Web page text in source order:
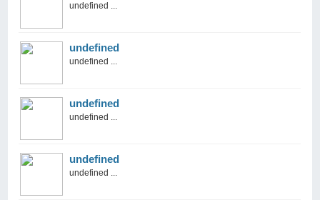
undefined ...
undefined
undefined ...
undefined
undefined ...
undefined
undefined ...